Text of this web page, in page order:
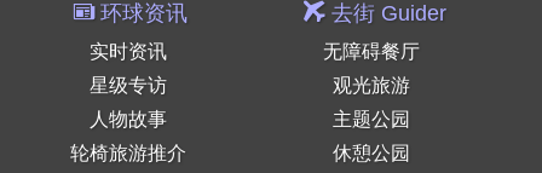
环球资讯
实时资讯
星级专访
人物故事
轮椅旅游推介
去街 Guider
无障碍餐厅
观光旅游
主题公园
休憩公园